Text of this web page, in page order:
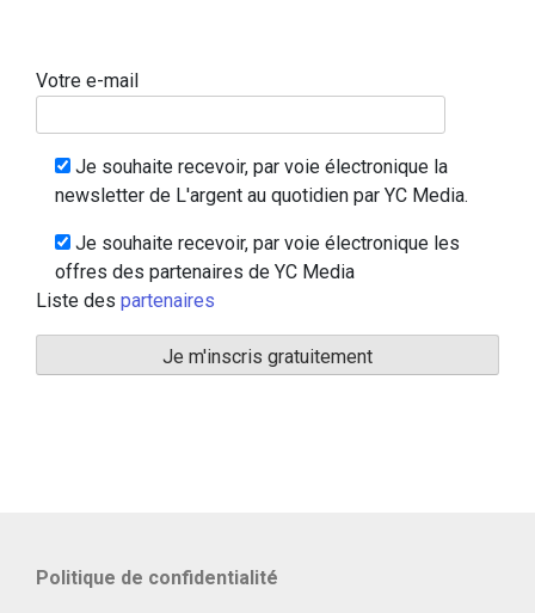
Votre e-mail
Je souhaite recevoir, par voie électronique la
newsletter de L'argent au quotidien par YC Media.
Je souhaite recevoir, par voie électronique les
offres des partenaires de YC Media
Liste des partenaires
Politique de confidentialité